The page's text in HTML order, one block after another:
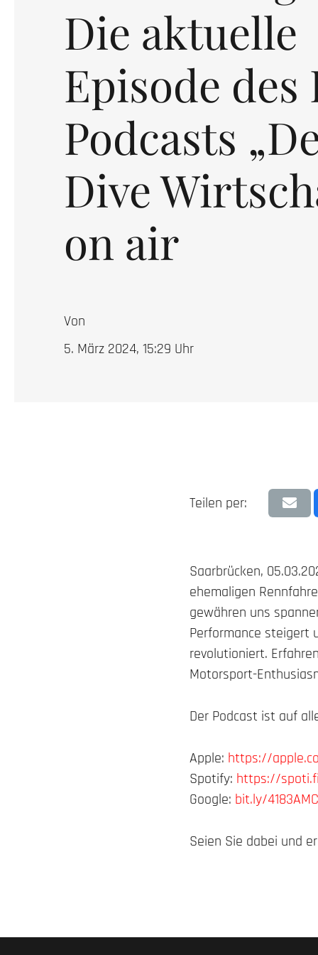
Die aktuelle
Episode
Podcasts
Dive
on air
Von
5. März 2024, 15:29 Uhr
Teilen per:
Saarbrücken,
ehemaligen
gewähren uns
Performance steigert
revolutioniert.
Motorsport-
Der Podcast ist auf
Apple: https://
Spotify: https://
Google: bit.ly/
Seien Sie dabei und